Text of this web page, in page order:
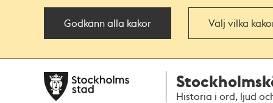
Godkänn alla kakor Välj vilka
navigationen
huvudinnehållet
Historia i ord, ljud